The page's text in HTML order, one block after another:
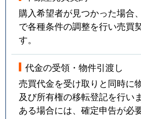
購入希望者が見つかった場合
で各種条件の調整を行い売買
す。
代金の受領・物件引渡し
売買代金を受け取りと同時に
及び所有権の移転登記を行い
ある場合には、確定申告が必